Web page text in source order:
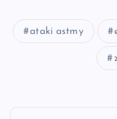
ataki astmy